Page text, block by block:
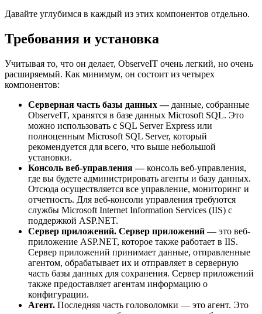
Давайте углубимся в каждый из этих компонентов отдельно.
Требования и установка
Учитывая то, что он делает, ObserveIT очень легкий, но очень
расширяемый. Как минимум, он состоит из четырех
компонентов:
Серверная часть базы данных —данные, собранные
ObserveIT, хранятся в базе данных Microsoft SQL. Это
можно использовать с SQL Server Express или
полноценным Microsoft SQL Server, который
рекомендуется для всего, что выше небольшой
установки.
Консоль веб-управления —консоль веб-управления,
где вы будете администрировать агенты и базу данных.
Отсюда осуществляется все управление, мониторинг и
отчетность. Для веб-консоли управления требуются
службы Microsoft Internet Information Services (IIS) с
поддержкой ASP.NET.
Сервер приложений. Сервер приложений —это веб-
приложение ASP.NET, которое также работает в IIS.
Сервер приложений принимает данные, отправленные
агентом, обрабатывает их и отправляет в серверную
часть базы данных для сохранения. Сервер приложений
также предоставляет агентам информацию о
конфигурации.
Агент. Последняя часть головоломки — это агент. Это